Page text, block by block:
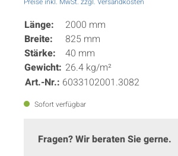
Länge:
2000 mm
Breite:
825 mm
Stärke:
40 mm
Gewicht: 26.4 kg/m²
Art.-Nr.: 6033102001.3082
Sofort verfügbar
Fragen? Wir beraten Sie gerne.